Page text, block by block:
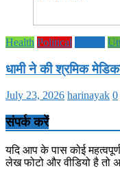
Health Political
धामी ने की श्रमिक
July 23, 2026 harinayak 0
संपर्क करें
यदि आप के पास कोई
लेख फोटो और वीडियो है तो